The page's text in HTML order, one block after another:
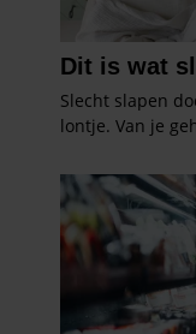
informatie die u
verzameld op
gaat akkoord met
gebruiken.